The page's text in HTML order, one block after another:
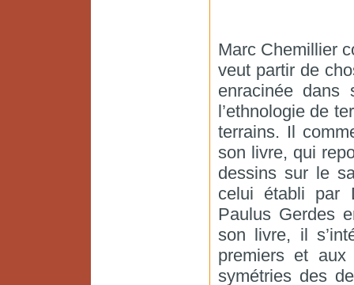
Marc Chemillier
veut partir de
enracinée dans
l’ethnologie de
terrains. Il
son livre, qui
dessins sur le
celui établi par
Paulus Gerdes
son livre, il
premiers et
symétries des